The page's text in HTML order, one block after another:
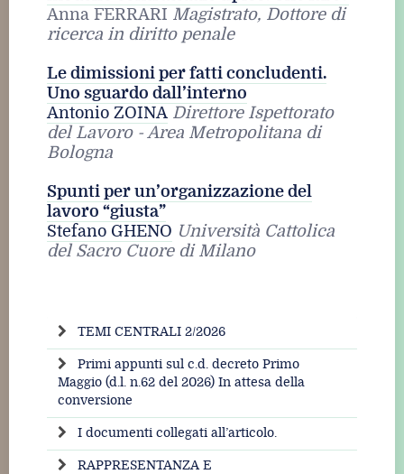
Anna FERRARI Magistrato, Dottore di
ricerca in diritto penale
Le dimissioni per fatti concludenti.
Uno sguardo dall’interno
Antonio ZOINA Direttore Ispettorato
del Lavoro - Area Metropolitana di
Bologna
Spunti per un’organizzazione del
lavoro “giusta”
Stefano GHENO Università Cattolica
del Sacro Cuore di Milano
TEMI CENTRALI 2/2026
Primi appunti sul c.d. decreto Primo
Maggio (d.l. n.62 del 2026) In attesa della
conversione
I documenti collegati all’articolo.
RAPPRESENTANZA E